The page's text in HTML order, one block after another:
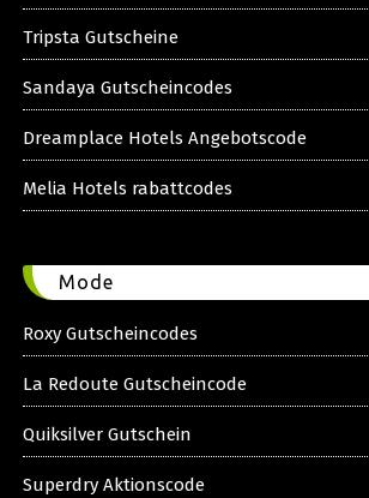
Tripsta Gutscheine
Sandaya Gutscheincodes
Dreamplace Hotels Angebotscode
Melia Hotels rabattcodes
Mode
Roxy Gutscheincodes
La Redoute Gutscheincode
Quiksilver Gutschein
Superdry Aktionscode